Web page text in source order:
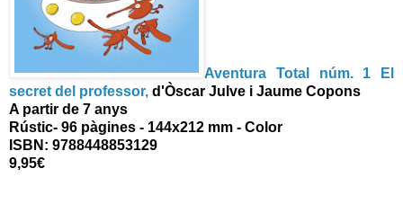
Aventura Total núm. 1 El
secret del professor, d'Òscar Julve i Jaume Copons
A partir de 7 anys
Rústic- 96 pàgines - 144x212 mm - Color
ISBN: 9788448853129
9,95€